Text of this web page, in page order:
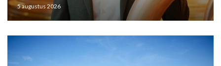
5 augustus 2026